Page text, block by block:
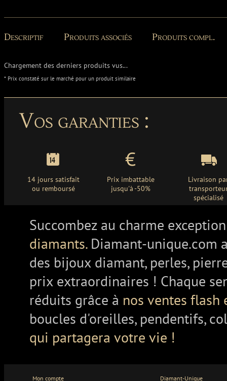
Descriptif Produits associés Produits compl.
Chargement des derniers produits vus...
* Prix constaté sur le marché pour un produit similaire
Vos garanties :
14 jours satisfait
ou remboursé
Prix imbattable
jusqu'à -50%
Livraison
spécialisé
Succombez au charme
diamants. Diamant-unique.com
des bijoux diamant, perles,
prix extraordinaires ! Chaque
réduits grâce à nos ventes
boucles d'oreilles, pendentifs,
qui partagera votre vie !
Mon compte
Diamant-Unique